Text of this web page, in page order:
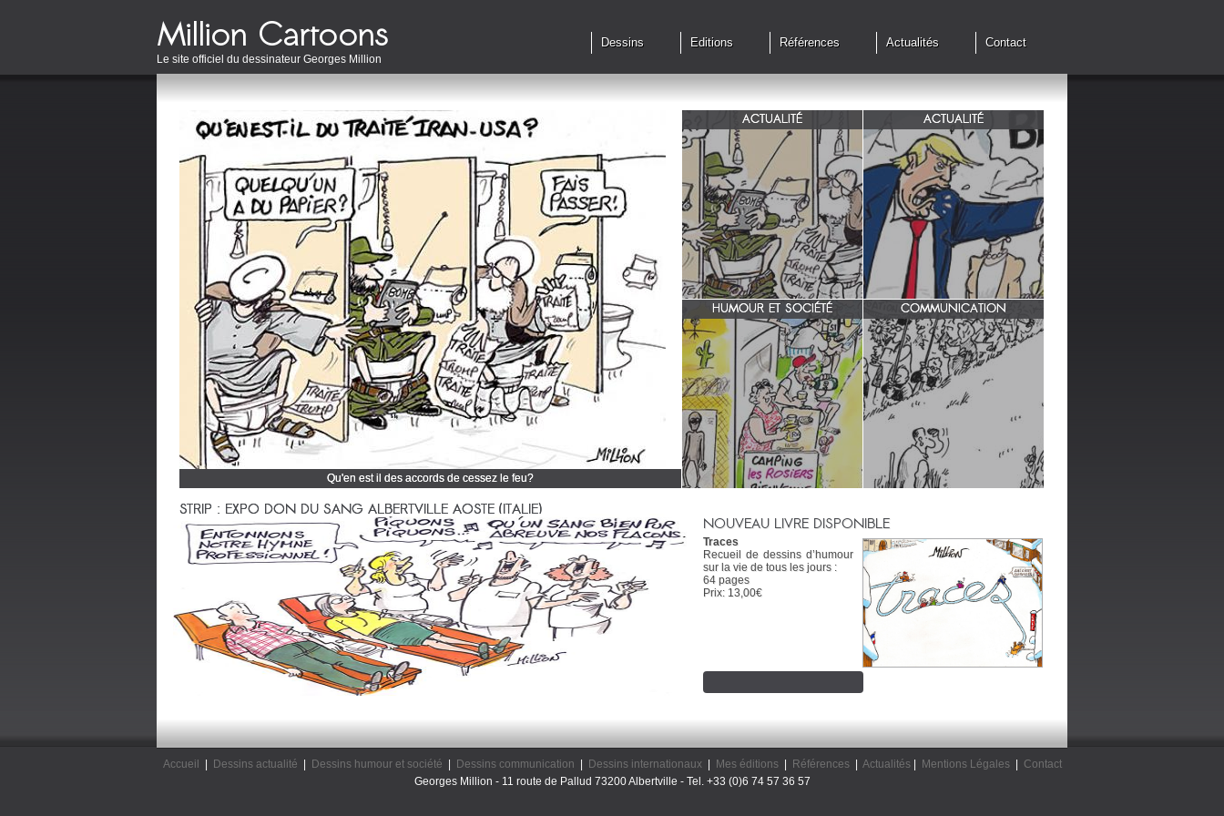
Le site officiel du dessinateur Georges Million
Dessins Editions Références Actualités Contact
Qu'en est il des accords de cessez le feu?
Cliquez et découvrez tous mes dessins d'actualité
ACTUALITÉ
Qu'en est il des accords de cessez
le feu?
ACTUALITÉ
G7 à Evian, Trump, une fois de
plus ,s'en prend aux européens.
HUMOUR ET SOCIÉTÉ
zone 51
COMMUNICATION
INRA/ Rotation des terres.
STRIP : EXPO DON DU SANG ALBERTVILLE AOSTE (ITALIE)
NOUVEAU LIVRE DISPONIBLE
Traces
Recueil de dessins d’humour
sur la vie de tous les jours :
64 pages
Prix: 13,00€
Accueil Dessins actualité Dessins humour et société Dessins communication Dessins internationaux| Mes éditions| Références| Actualités| Mentions Légales|
Contact
Georges Million - 11 route de Pallud 73200 Albertville - Tel. +33 (0)6 74 57 36 57